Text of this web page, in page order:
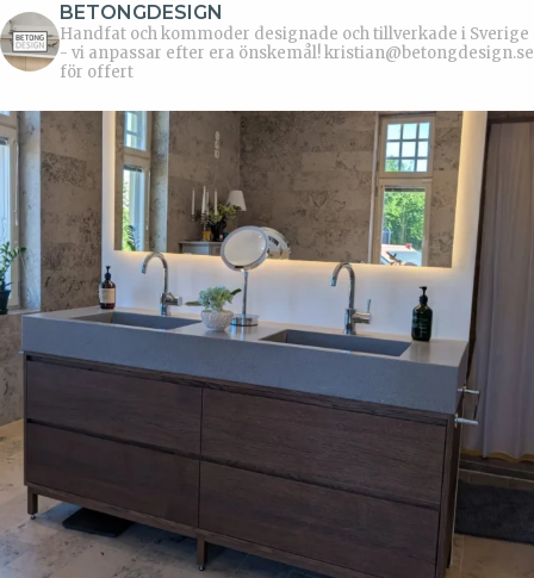
BETONGDESIGN
Handfat och kommoder designade och tillverkade i Sverige
- vi anpassar efter era önskemål!kristian@betongdesign.se
för offert